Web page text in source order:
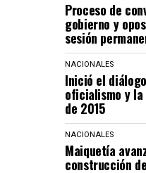
Proceso de
gobierno y
sesión
NACIONALES
Inició el
oficialismo y la
de 2015
NACIONALES
Maiquetía
construcción